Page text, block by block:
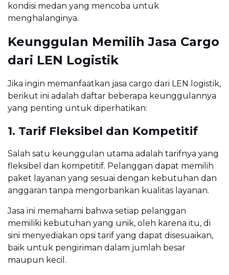
kondisi medan yang mencoba untuk
menghalanginya.
Keunggulan Memilih Jasa Cargo
dari LEN Logistik
Jika ingin memanfaatkan jasa cargo dari LEN logistik,
berikut ini adalah daftar beberapa keunggulannya
yang penting untuk diperhatikan:
1. Tarif Fleksibel dan Kompetitif
Salah satu keunggulan utama adalah tarifnya yang
fleksibel dan kompetitif. Pelanggan dapat memilih
paket layanan yang sesuai dengan kebutuhan dan
anggaran tanpa mengorbankan kualitas layanan.
Jasa ini memahami bahwa setiap pelanggan
memiliki kebutuhan yang unik, oleh karena itu, di
sini menyediakan opsi tarif yang dapat disesuaikan,
baik untuk pengiriman dalam jumlah besar
maupun kecil.